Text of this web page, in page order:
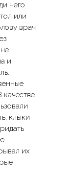
него
или
врач
и
клыки
их